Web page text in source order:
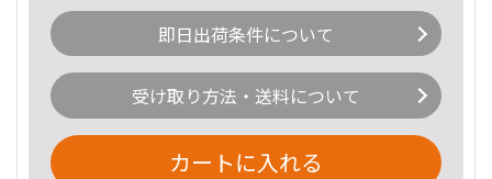
即日出荷条件について
受け取り方法・送料について
カートに入れる